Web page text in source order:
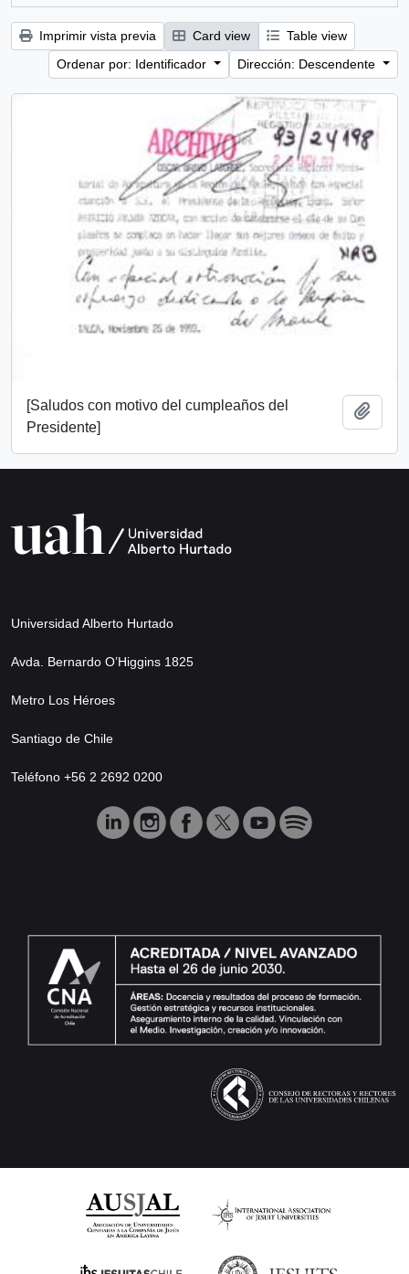
Imprimir vista previa Card view
Table view
Ordenar por: Identificador
Dirección: Descendente
[Saludos con motivo del cumpleaños del
Presidente]
Universidad Alberto Hurtado
Avda. Bernardo O’Higgins 1825
Metro Los Héroes
Santiago de Chile
Teléfono +56 2 2692 0200